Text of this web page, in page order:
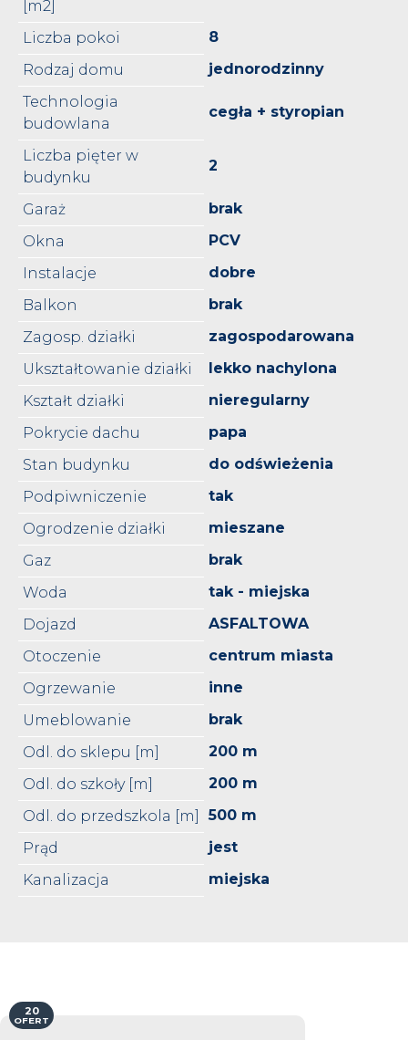
[m2]
Liczba pokoi
8
Rodzaj domu
jednorodzinny
Technologia
budowlana
cegła + styropian
Liczba pięter w
budynku
2
Garaż
brak
Okna
PCV
Instalacje
dobre
Balkon
brak
Zagosp. działki
zagospodarowana
Ukształtowanie działki
lekko nachylona
Kształt działki
nieregularny
Pokrycie dachu
papa
Stan budynku
do odświeżenia
Podpiwniczenie
tak
Ogrodzenie działki
mieszane
Gaz
brak
Woda
tak - miejska
Dojazd
ASFALTOWA
Otoczenie
centrum miasta
Ogrzewanie
inne
Umeblowanie
brak
Odl. do sklepu [m]
200 m
Odl. do szkoły [m]
200 m
Odl. do przedszkola [m]
500 m
Prąd
jest
Kanalizacja
miejska
20
OFERT